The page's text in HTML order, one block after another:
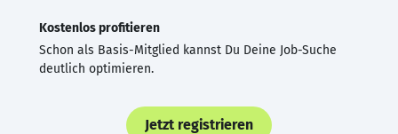
Kostenlos profitieren
Schon als Basis-Mitglied kannst Du Deine Job-Suche
deutlich optimieren.
Jetzt registrieren